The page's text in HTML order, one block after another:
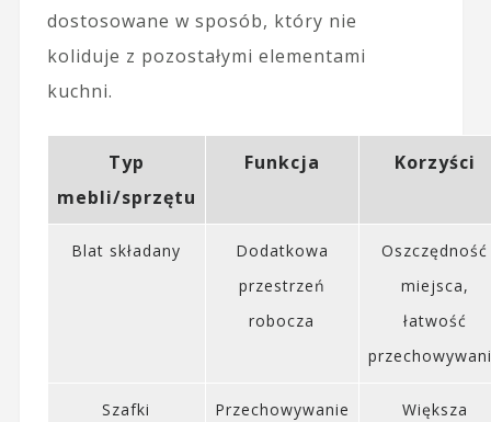
dostosowane w sposób, który nie
koliduje z pozostałymi elementami
kuchni.
Typ
mebli/sprzętu
Funkcja Korzyści
Blat składany
Dodatkowa
przestrzeń
robocza
Oszczędność
miejsca,
łatwość
Szafki
Przechowywanie
Większa